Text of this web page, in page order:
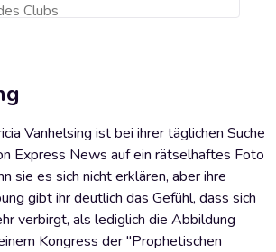
Clubs
Warenkorb hinzufügen
Vanhelsing ist bei ihrer täglichen Suche
Express News auf ein rätselhaftes Foto
sie es sich nicht erklären, aber ihre
gibt ihr deutlich das Gefühl, dass sich
verbirgt, als lediglich die Abbildung
Kongress der "Prophetischen